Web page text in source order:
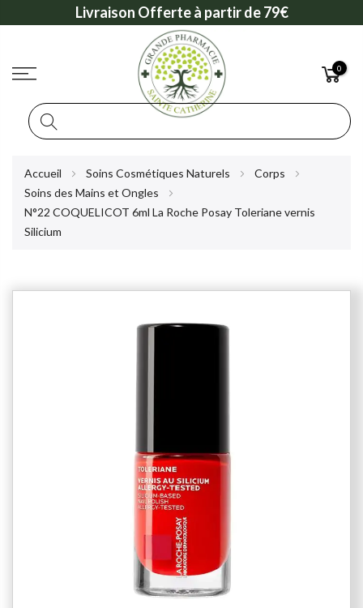
Livraison Offerte à partir de 79€
0
Accueil Soins Cosmétiques Naturels
Corps
Soins des Mains et Ongles
N°22 COQUELICOT 6ml La Roche Posay Toleriane vernis
Silicium